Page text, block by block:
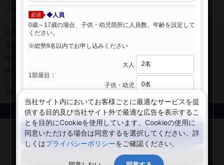
日本旅行 トップ
旅行業登録票・約款
規約集
ニュースリリース
サイトマップ
お知らせ
Copyright © NIPPON TRAVEL AGENCY Co.,LTD. All rights reserved.
必須
◆人員
0歳～17歳の場合、子供・幼児箇所に人員数、年齢を設定して
ください。
※総勢9名以内でお申し込みください
1部屋目：
大人
子供・幼児
検索する
閉じる
当社サイト内においてお客様ごとに最適なサービスを提
供する目的及び当社サイト外で最適な広告を表示するこ
とを目的にCookieを使用しています。Cookieの使用に
同意いただける場合は同意するを選択してください。詳
しくはプライバシーポリシーをご確認ください。